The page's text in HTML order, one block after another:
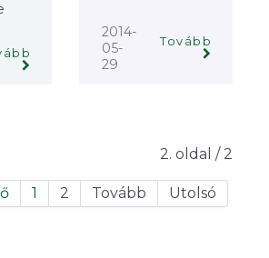
2014-
05-
29
Tovább
2. oldal / 2
1 2 Tovább Utolsó